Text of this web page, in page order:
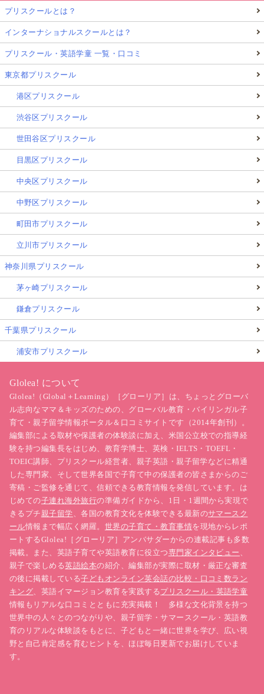
プリスクールとは？
インターナショナルスクールとは？
プリスクール・英語学童 一覧・口コミ
東京都プリスクール
港区プリスクール
渋谷区プリスクール
世田谷区プリスクール
目黒区プリスクール
中央区プリスクール
中野区プリスクール
町田市プリスクール
立川市プリスクール
神奈川県プリスクール
茅ヶ崎プリスクール
鎌倉プリスクール
千葉県プリスクール
浦安市プリスクール
Glolea! について
Glolea!（Global＋Learning）［グローリア］は、ちょっとグローバ
ル志向なママ＆キッズのための、グローバル教育・バイリンガル子
育て・親子留学情報ポータル＆口コミサイトです（2014年創刊）。
編集部による取材や保護者の体験談に加え、米国公立校での指導経
験を持つ編集長をはじめ、教育学博士、英検・IELTS・TOEFL・
TOEIC講師、プリスクール経営者、親子英語・親子留学などに精通
した専門家、そして世界各国で子育て中の保護者の皆さまからのご
寄稿・ご監修を通じて、信頼できる教育情報を発信しています。は
じめての子連れ海外旅行の準備ガイドから、1日・1週間から実現で
きるプチ 親子留学 、各国の教育文化を体験できる最新のサマースク
ール情報まで幅広く網羅。 世界の子育て・教育事情を現地からレポ
ートするGlolea!［グローリア］アンバサダーからの連載記事も多数
掲載。また、英語子育てや英語教育に役立つ専門家インタビュー
親子で楽しめる英語絵本の紹介、編集部が実際に取材・厳正な審査
の後に掲載している子どもオンライン英会話の比較・口コミ数ラン
キング 、英語イマージョン教育を実践するプリスクール・英語学童
情報もリアルな口コミとともに充実掲載！ 多様な文化背景を持つ
世界中の人々とのつながりや、親子留学・サマースクール・英語教
育のリアルな体験談をもとに、子どもと一緒に世界を学び、広い視
野と自己肯定感を育むヒントを、ほぼ毎日更新でお届けしていま
す。